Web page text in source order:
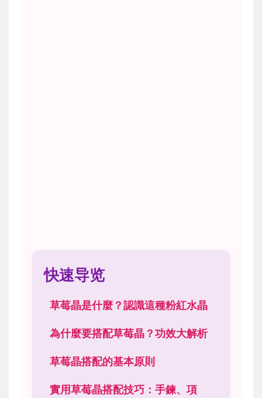
快速导览
草莓晶是什麼？認識這種粉紅水晶
為什麼要搭配草莓晶？功效大解析
草莓晶搭配的基本原則
實用草莓晶搭配技巧：手鍊、項